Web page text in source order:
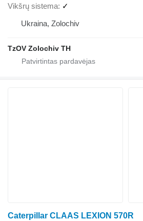
Vikšrų sistema ✓
Ukraina, Zolochiv
TzOV Zolochiv TH
Caterpillar CLAAS LEXION 570R